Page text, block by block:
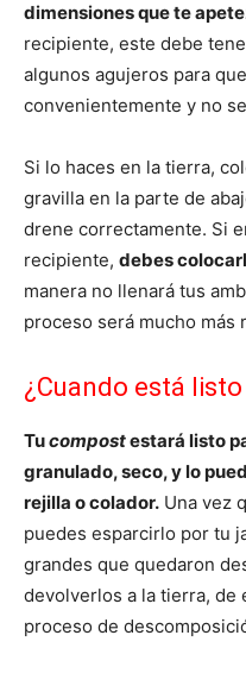
dimensiones que te
recipiente, este debe
algunos agujeros para
convenientemente y no
Si lo haces en la tierra,
gravilla en la parte de
drene correctamente. Si
recipiente, debes
manera no llenará tus
proceso será mucho más
¿Cuando está listo
Tucompostestará listo
granulado, seco, y lo
rejilla o colador. Una vez
puedes esparcirlo por tu
grandes que quedaron
devolverlos a la tierra, de
proceso de